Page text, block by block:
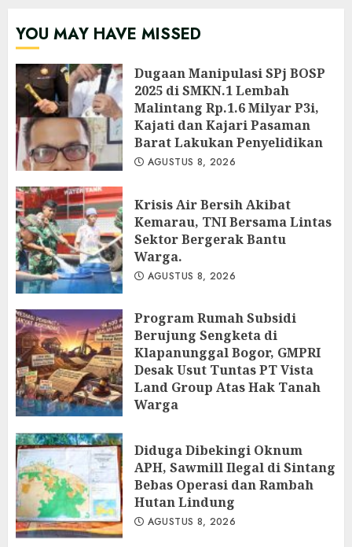
YOU MAY HAVE MISSED
Dugaan Manipulasi SPj BOSP
2025 di SMKN.1 Lembah
Malintang Rp.1.6 Milyar P3i,
Kajati dan Kajari Pasaman
Barat Lakukan Penyelidikan
AGUSTUS 8, 2026
Krisis Air Bersih Akibat
Kemarau, TNI Bersama Lintas
Sektor Bergerak Bantu
Warga.
AGUSTUS 8, 2026
Program Rumah Subsidi
Berujung Sengketa di
Klapanunggal Bogor, GMPRI
Desak Usut Tuntas PT Vista
Land Group Atas Hak Tanah
Warga
Diduga Dibekingi Oknum
APH, Sawmill Ilegal di Sintang
Bebas Operasi dan Rambah
Hutan Lindung
AGUSTUS 8, 2026